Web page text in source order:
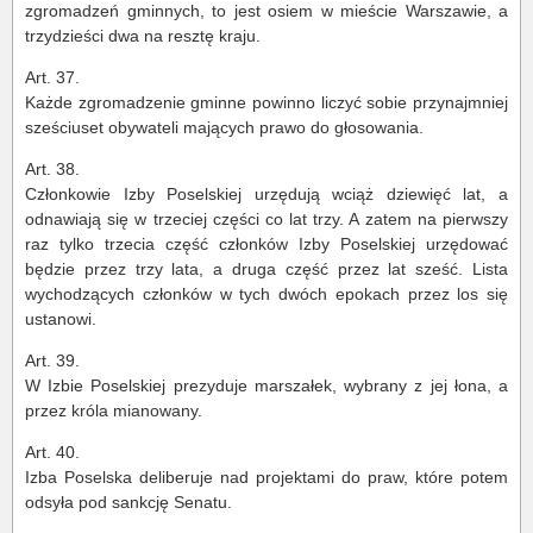
zgromadzeń gminnych, to jest osiem w mieście Warszawie, a
trzydzieści dwa na resztę kraju.
Art. 37.
Każde zgromadzenie gminne powinno liczyć sobie przynajmniej
sześciuset obywateli mających prawo do głosowania.
Art. 38.
Członkowie Izby Poselskiej urzędują wciąż dziewięć lat, a
odnawiają się w trzeciej części co lat trzy. A zatem na pierwszy
raz tylko trzecia część członków Izby Poselskiej urzędować
będzie przez trzy lata, a druga część przez lat sześć. Lista
wychodzących członków w tych dwóch epokach przez los się
ustanowi.
Art. 39.
W Izbie Poselskiej prezyduje marszałek, wybrany z jej łona, a
przez króla mianowany.
Art. 40.
Izba Poselska deliberuje nad projektami do praw, które potem
odsyła pod sankcję Senatu.